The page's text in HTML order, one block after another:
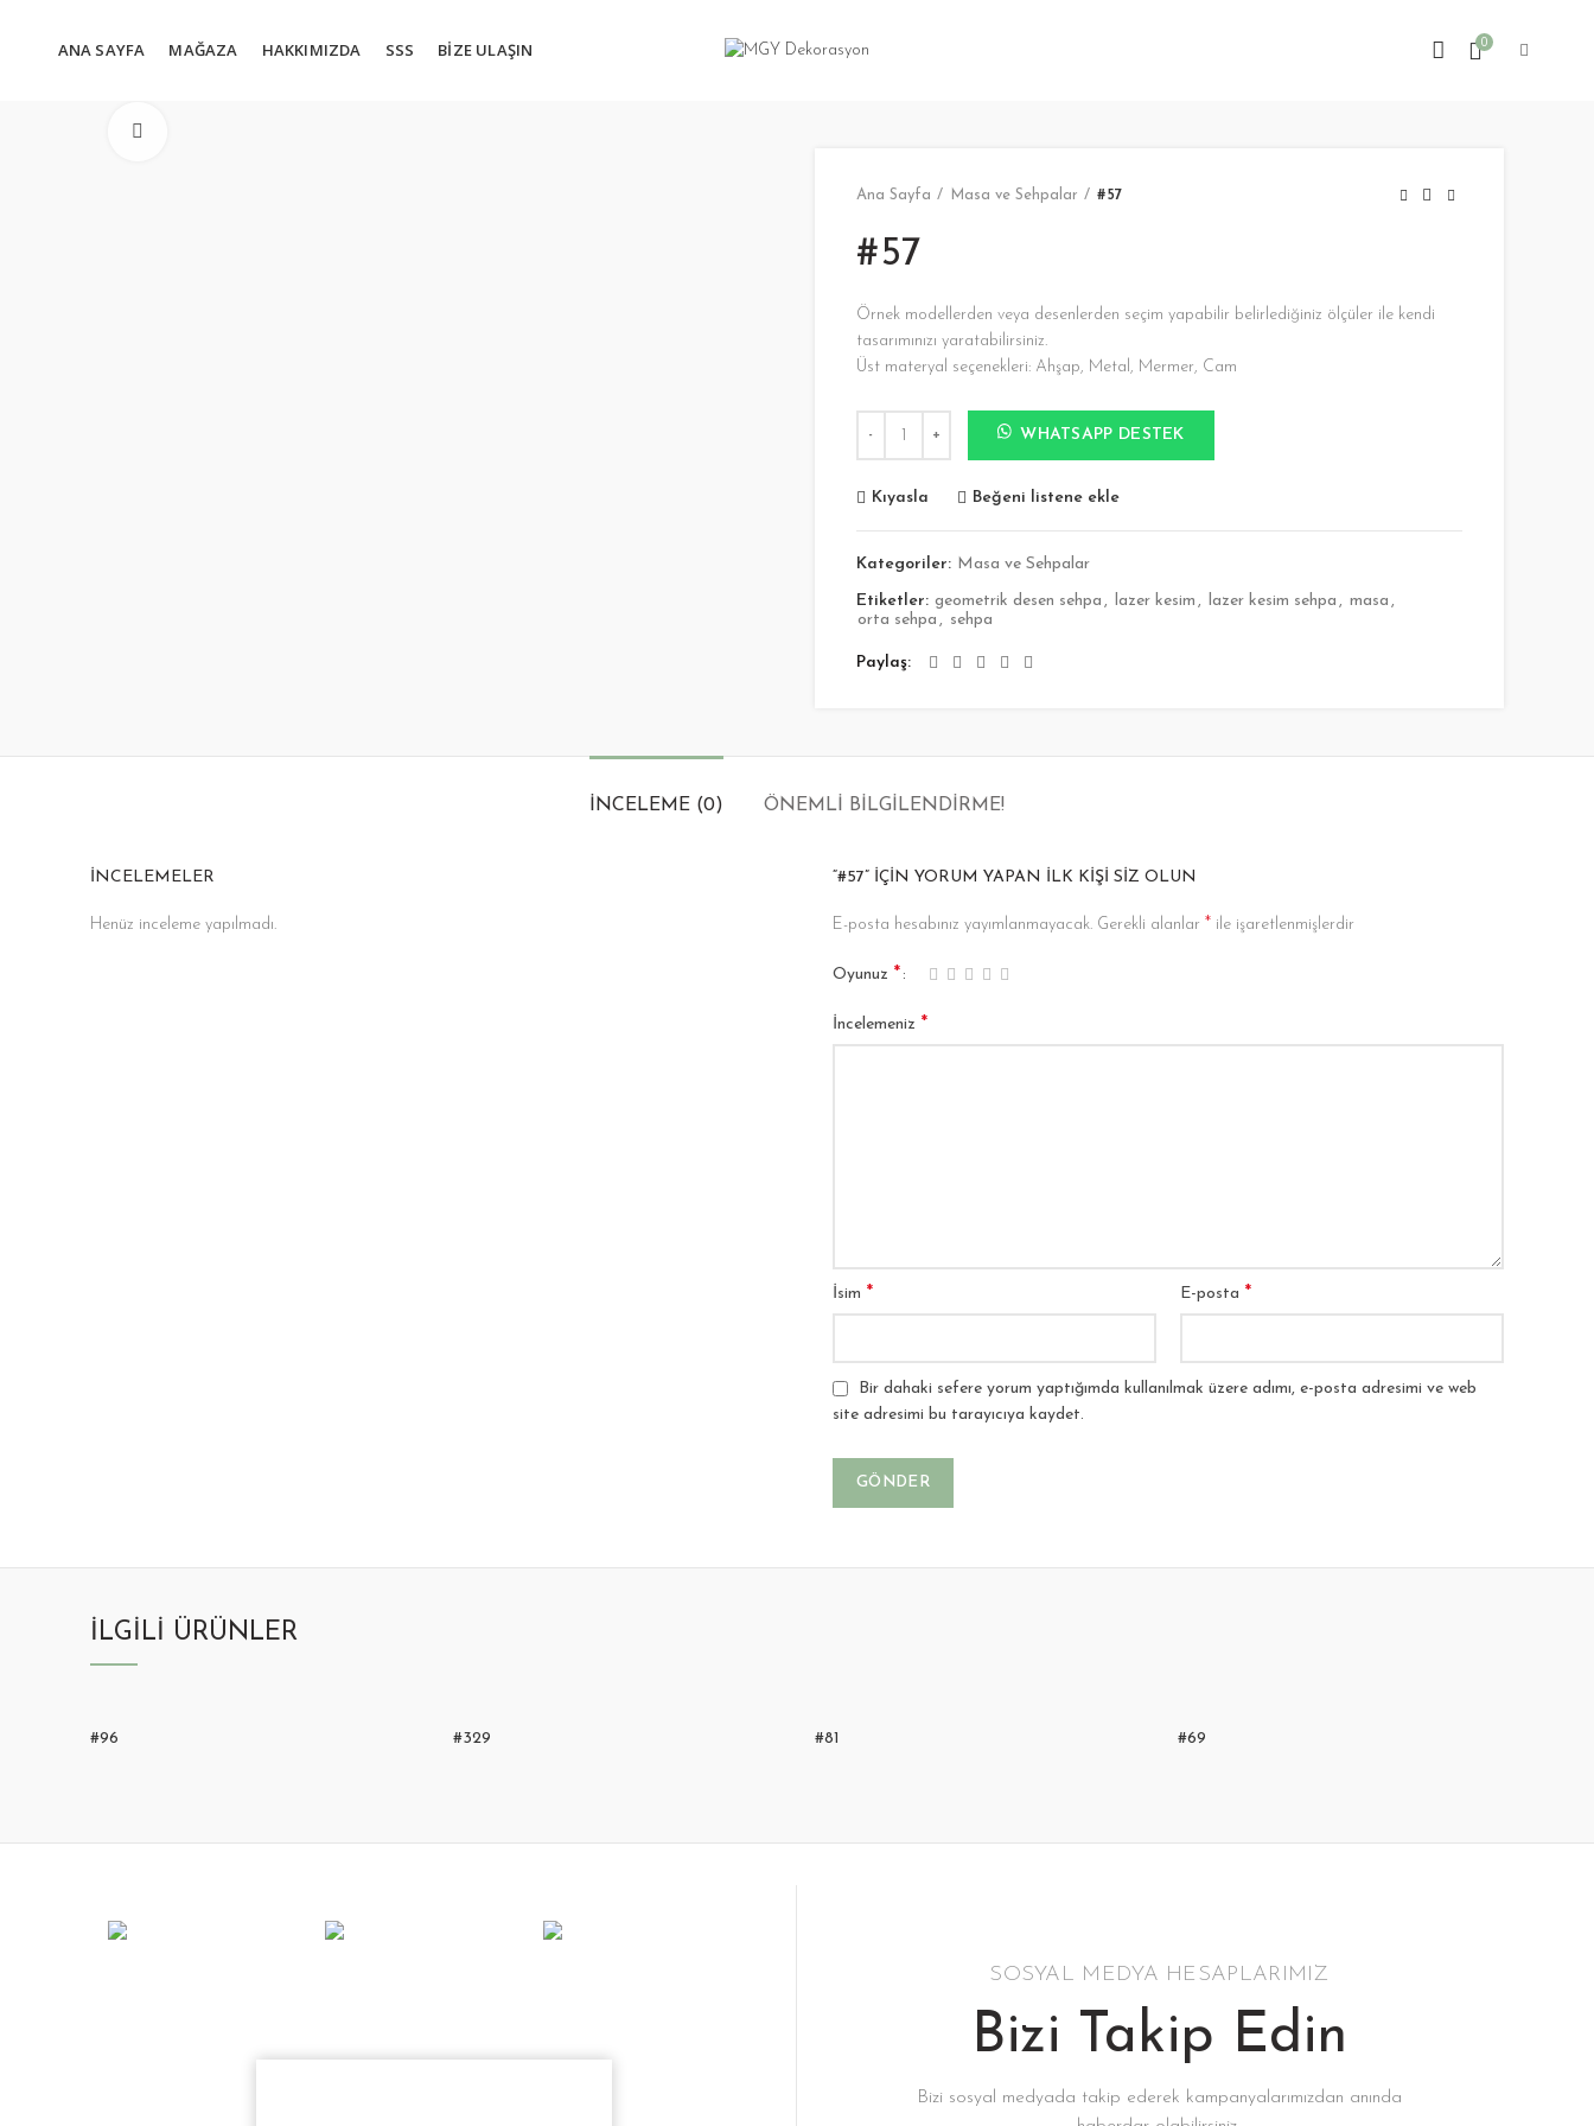
ANA SAYFA MAĞAZA HAKKIMIZDA SSS BIZE ULAŞIN 0
Ana Sayfa Masa ve Sehpalar #57
#57
Örnek modellerden veya desenlerden seçim yapabilir belirlediğiniz ölçüler ile kendi
tasarımınızı yaratabilirsiniz.
Üst materyal seçenekleri: Ahşap, Metal, Mermer, Cam
WHATSAPP DESTEK
Kıyasla Beğeni listene ekle
Kategoriler: Masa ve Sehpalar
Etiketler: geometrik desen sehpa , lazer kesim , lazer kesim sehpa , masa ,
orta sehpa , sehpa
Paylaş
İNCELEME (0) ÖNEMLI BILGILENDIRME!
İNCELEMELER
Henüz inceleme yapılmadı.
“#57” IÇIN YORUM YAPAN ILK KIŞI SIZ OLUN
E-posta hesabınız yayımlanmayacak. Gerekli alanlar * ile işaretlenmişlerdir
Oyunuz *
İncelemeniz *
İsim * E-posta *
Bir dahaki sefere yorum yaptığımda kullanılmak üzere adımı, e-posta adresimi ve web
site adresimi bu tarayıcıya kaydet.
İLGILI ÜRÜNLER
#96 #329 #81 #69
SOSYAL MEDYA HESAPLARIMIZ
Bizi Takip Edin
Bizi sosyal medyada takip ederek kampanyalarımızdan anında